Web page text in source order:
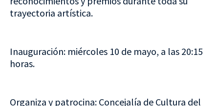
trayectoria artística.
Inauguración: miércoles 10 de mayo, a las 20:15
horas.
Organiza y patrocina: Concejalía de Cultura del